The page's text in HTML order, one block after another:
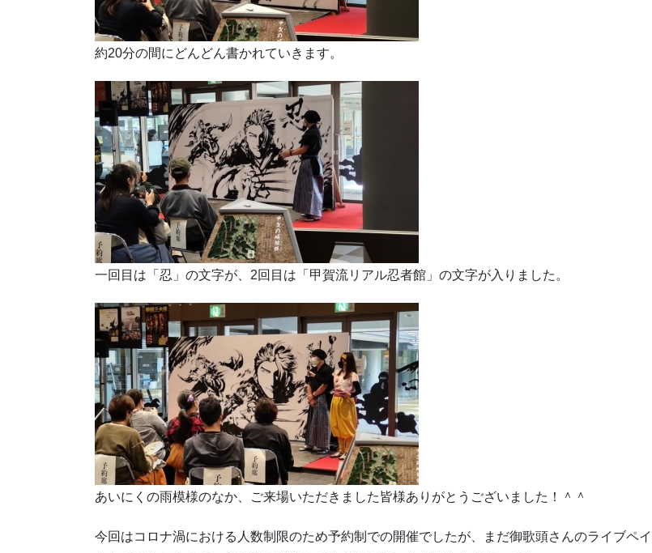
約20分の間にどんどん書かれていきます。
一回目は「忍」の文字が、2回目は「甲賀流リアル忍者館」の文字が入りました。
あいにくの雨模様のなか、ご来場いただきました皆様ありがとうございました！＾＾
今回はコロナ渦における人数制限のため予約制での開催でしたが、まだ御歌頭さんのライブペイ